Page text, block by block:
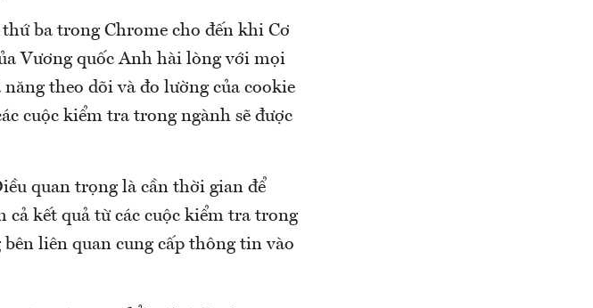
ba trong Chrome cho đến khi Cơ
Vương quốc Anh hài lòng với mọi
theo dõi và đo lường của cookie
cuộc kiểm tra trong ngành sẽ được
quan trọng là cần thời gian để
cả kết quả từ các cuộc kiểm tra trong
liên quan cung cấp thông tin vào